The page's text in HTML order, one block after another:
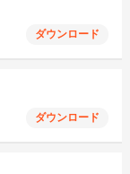
ダウンロード
ダウンロード